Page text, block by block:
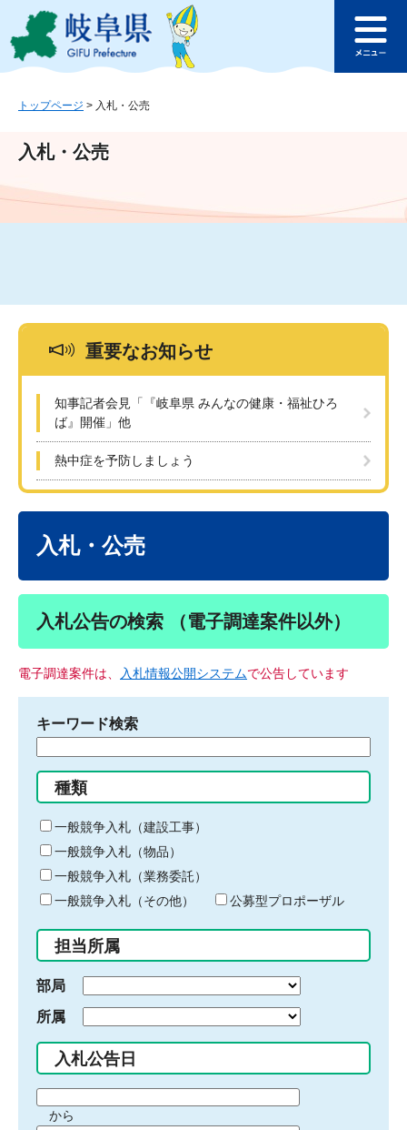
ジ
ュ
文
このページの本文へ
ュ
トップページ > 入札・公売
入札・公売
重要なお知らせ
知事記者会見「『岐阜県 みんなの健康・福祉ひろ
ば』開催」他
熱中症を予防しましょう
入札・公売
入札公告の検索 （電子調達案件以外）
電子調達案件は、 入札情報公開システムで公告しています
キーワード検索
る
キ
ー
ワ
ー
ド
入
力
種類
一般競争入札（建設工事）
一般競争入札（物品）
一般競争入札（業務委託）
一般競争入札（その他）
公募型プロポーザル
担当所属
部局
所属
入札公告日
間から